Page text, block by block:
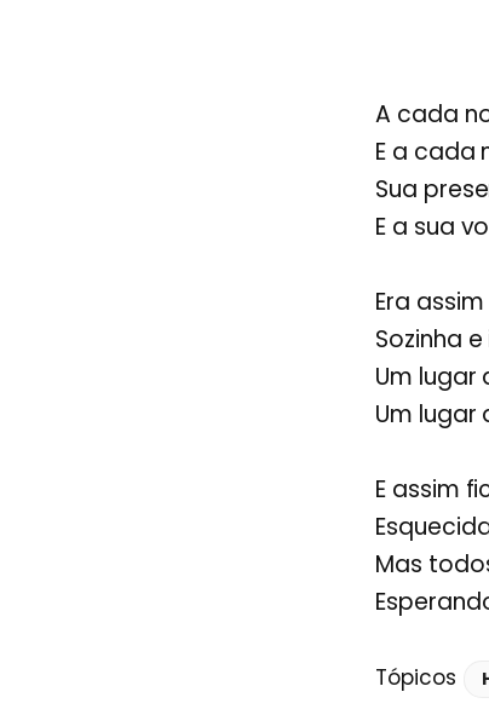
A cada
E a cada
Sua
E a sua
Era
Sozinha
Um lugar
Um lugar
E assim
Mas
Tópicos